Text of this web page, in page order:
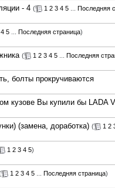
- 4 ( 1 2 3 4 5
Последняя
4 5 Последняя страница)
( 1 2 3 4 5
Последняя
болты прокручиваются
кузове Вы купили бы LADA
(замена, доработка) ( 1 2
1 2 3 4 5)
1 2 3 4 5 Последняя страница)